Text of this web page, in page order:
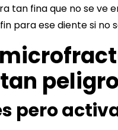
tan fina que no se ve
para ese diente si no
pero